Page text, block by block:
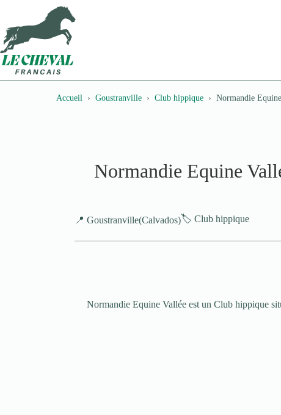
contenu
Accueil Goustranville Club hippique Normandie
Normandie Equine
📍 Goustranville(Calvados)🏷️ Club hippique
Normandie Equine Vallée est un Club hippique